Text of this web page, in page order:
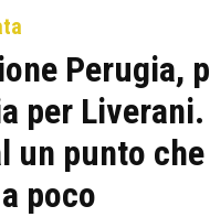
Perugia,
per Liverani.
un punto che
poco